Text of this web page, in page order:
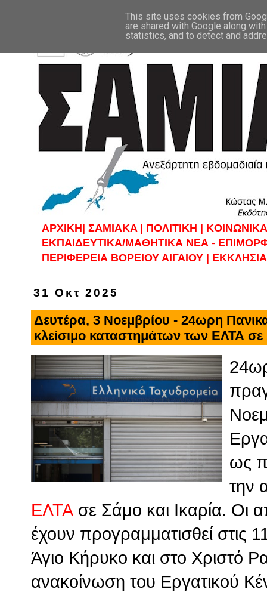
ΑΡΧΙΚΗ| ΣAMIAKA | ΠΟΛΙΤΙΚΗ |
ΕΚΠΑΙΔΕΥΤΙΚΑ/ΜΑΘΗΤΙΚΑ ΝΕΑ -
ΠΕΡΙΦΕΡΕΙΑ ΒΟΡΕΙΟΥ ΑΙΓΑΙΟΥ |
31 Οκτ 2025
Δευτέρα, 3 Νοεμβρίου - 24ωρη
κλείσιμο καταστημάτων των ΕΛΤΑ σε
ως
την
ΕΛΤΑ σε Σάμο και Ικαρία. Οι
έχουν προγραμματισθεί στις
Άγιο Κήρυκο και στο Χριστό
ανακοίνωση του Εργατικού
This site uses cookies from
are shared with Google along
statistics, and to detect and